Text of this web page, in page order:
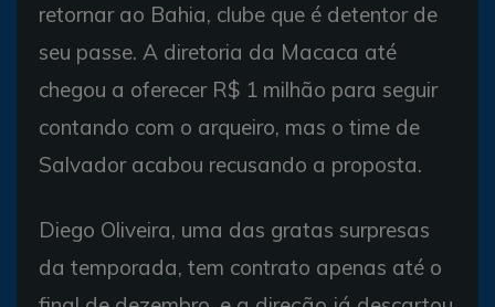
retornar ao Bahia, clube que é detentor de
seu passe. A diretoria da Macaca até
chegou a oferecer R$ 1 milhão para seguir
contando com o arqueiro, mas o time de
Salvador acabou recusando a proposta.
Diego Oliveira, uma das gratas surpresas
da temporada, tem contrato apenas até o